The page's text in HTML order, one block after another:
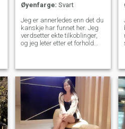
Øyenfarge: Svart
Jeg er annerledes enn det du
kanskje har funnet her. Jeg
verdsetter ekte tilkoblinger,
og jeg leter etter et forhold
langvarig, hvor vi både kan
vokse og nyte det livet har å
tilby, så er du på rett sted.
La oss snakke og se hvor det